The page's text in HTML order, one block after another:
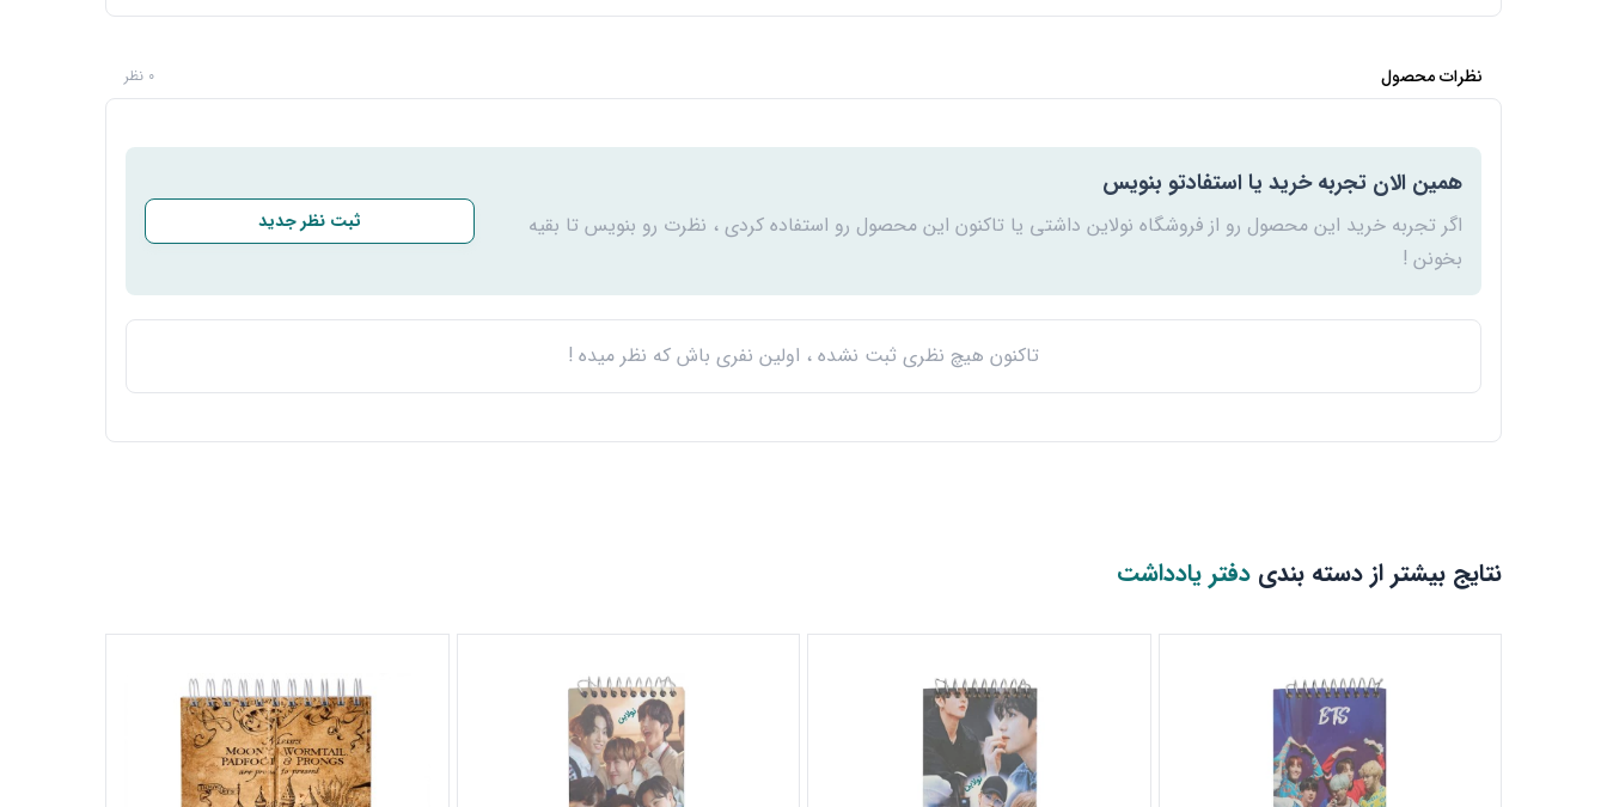
نظرات محصول 0 نظر
همین الان تجربه خرید یا استفادتو بنویس
اگر تجربه خرید این محصول رو از فروشگاه نولاین داشتی یا تاکنون این محصول رو استفاده کردی ، نظرت رو بنویس تا بقیه
بخونن !
ثبت نظر جدید
تاکنون هیچ نظری ثبت نشده ، اولین نفری باش که نظر میده !
نتایج بیشتر از دسته بندی دفتر یادداشت